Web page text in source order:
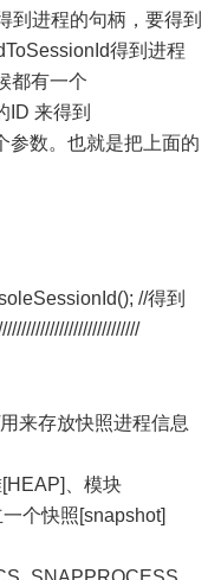
到进程的句柄，要得到
得到进程
都有一个
ID 来得到
参数。也就是把上面的
//得到
来存放快照进程信息
、模块
个快照[snapshot]